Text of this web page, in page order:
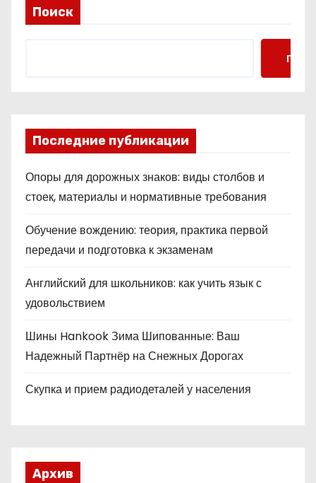
Поиск
Поиск
Последние публикации
Опоры для дорожных знаков: виды столбов и
стоек, материалы и нормативные требования
Обучение вождению: теория, практика первой
передачи и подготовка к экзаменам
Английский для школьников: как учить язык с
удовольствием
Шины Hankook Зима Шипованные: Ваш
Надежный Партнёр на Снежных Дорогах
Скупка и прием радиодеталей у населения
Архив